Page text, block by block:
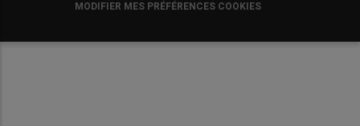
MODIFIER MES PRÉFÉRENCES COOKIES